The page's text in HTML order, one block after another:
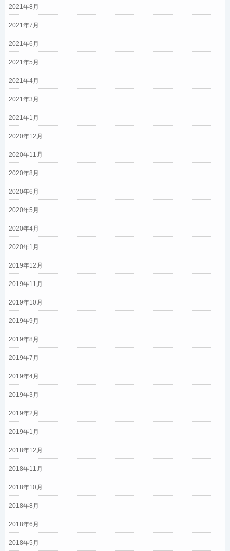
2021年8月
2021年7月
2021年6月
2021年5月
2021年4月
2021年3月
2021年1月
2020年12月
2020年11月
2020年8月
2020年6月
2020年5月
2020年4月
2020年1月
2019年12月
2019年11月
2019年10月
2019年9月
2019年8月
2019年7月
2019年4月
2019年3月
2019年2月
2019年1月
2018年12月
2018年11月
2018年10月
2018年8月
2018年6月
2018年5月